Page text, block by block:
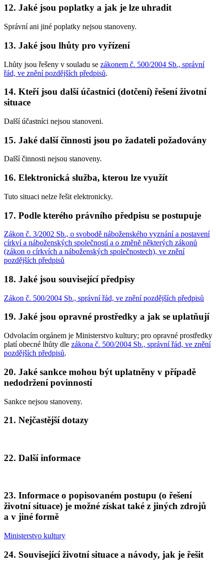
12. Jaké jsou poplatky a jak je lze uhradit
Správní ani jiné poplatky nejsou stanoveny.
13. Jaké jsou lhůty pro vyřízení
Lhůty jsou řešeny v souladu se zákonem č. 500/2004 Sb., správní
řád, ve znění pozdějších předpisů.
14. Kteří jsou další účastníci (dotčení) řešení životní
situace
Další účastníci nejsou stanoveni.
15. Jaké další činnosti jsou po žadateli požadovány
Další činnosti nejsou stanoveny.
16. Elektronická služba, kterou lze využít
Tuto situaci nelze řešit elektronicky.
17. Podle kterého právního předpisu se postupuje
Zákon č. 3/2002 Sb., o svobodě náboženského vyznání a postavení
církví a náboženských společností a o změně některých zákonů
(zákon o církvích a náboženských společnostech), ve znění
pozdějších předpisů
18. Jaké jsou související předpisy
Zákon č. 500/2004 Sb., správní řád, ve znění pozdějších předpisů
19. Jaké jsou opravné prostředky a jak se uplatňují
Odvolacím orgánem je Ministerstvo kultury; pro opravné prostředky
platí obecné lhůty dle zákona č. 500/2004 Sb., správní řád, ve znění
pozdějších předpisů.
20. Jaké sankce mohou být uplatněny v případě
nedodržení povinností
Sankce nejsou stanoveny.
21. Nejčastější dotazy
22. Další informace
23. Informace o popisovaném postupu (o řešení
životní situace) je možné získat také z jiných zdrojů
a v jiné formě
Ministerstvo kultury
24. Související životní situace a návody, jak je řešit